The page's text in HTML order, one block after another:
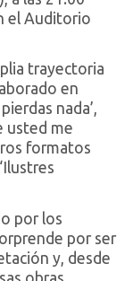
el Auditorio
trayectoria
en
nada’,
usted me
formatos
por los
por ser
y, desde
obras,